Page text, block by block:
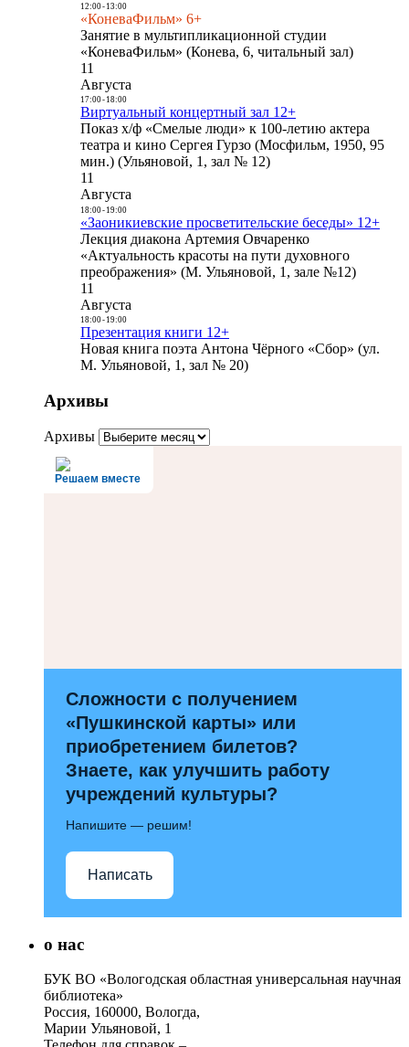
12:00- 13:00
«КоневаФильм» 6+
Занятие в мультипликационной студии
«КоневаФильм» (Конева, 6, читальный зал)
11
Августа
17:00- 18:00
Виртуальный концертный зал 12+
Показ х/ф «Смелые люди» к 100-летию актера
театра и кино Сергея Гурзо (Мосфильм, 1950, 95
мин.) (Ульяновой, 1, зал № 12)
11
Августа
18:00- 19:00
«Заоникиевские просветительские беседы» 12+
Лекция диакона Артемия Овчаренко
«Актуальность красоты на пути духовного
преображения» (М. Ульяновой, 1, зале №12)
11
Августа
18:00- 19:00
Презентация книги 12+
Новая книга поэта Антона Чёрного «Сбор» (ул.
М. Ульяновой, 1, зал № 20)
Архивы
Архивы
Решаем вместе
Сложности с получением
«Пушкинской карты» или
приобретением билетов?
Знаете, как улучшить работу
учреждений культуры?
Напишите — решим!
Написать
о нас
БУК ВО «Вологодская областная универсальная научная
библиотека»
Россия, 160000, Вологда,
Марии Ульяновой, 1